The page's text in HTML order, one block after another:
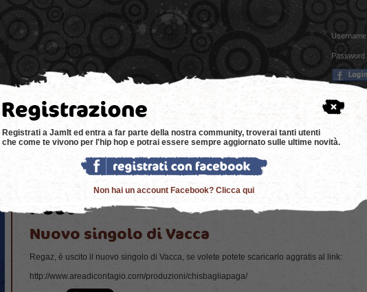
Username
Password
home news negozi eventi utenti
Nuovo singolo di Vacca
Regaz, è uscito il nuovo singolo di Vacca, se volete potete scaricarlo aggratis al link:
http://www.areadicontagio.com/produzioni/chisbagliapaga/
Registrati a JamIt ed entra a far parte della nostra community, troverai tanti utenti
che come te vivono per l'hip hop e potrai essere sempre aggiornato sulle ultime novità.
Non hai un account Facebook? Clicca qui